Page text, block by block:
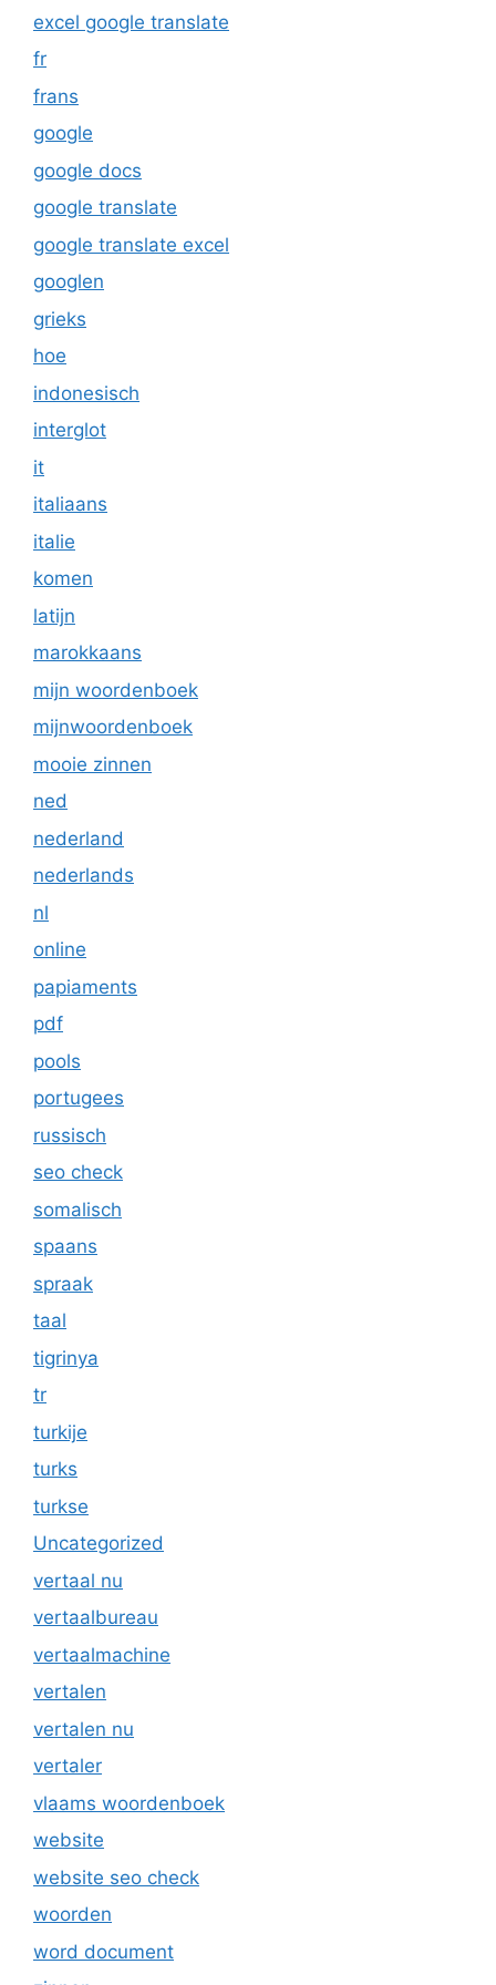
excel google translate
fr
frans
google
google docs
google translate
google translate excel
googlen
grieks
hoe
indonesisch
interglot
it
italiaans
italie
komen
latijn
marokkaans
mijn woordenboek
mijnwoordenboek
mooie zinnen
ned
nederland
nederlands
nl
online
papiaments
pdf
pools
portugees
russisch
seo check
somalisch
spaans
spraak
taal
tigrinya
tr
turkije
turks
turkse
Uncategorized
vertaal nu
vertaalbureau
vertaalmachine
vertalen
vertalen nu
vertaler
vlaams woordenboek
website
website seo check
woorden
word document